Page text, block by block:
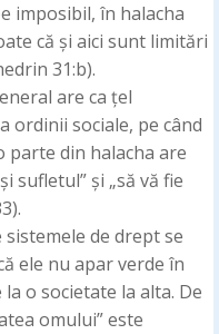
imposibil, în halacha
că și aici sunt limitări
31:b).
are ca țel
ordinii sociale, pe când
parte din halacha are
sufletul” și „să vă fie
sistemele de drept se
ele nu apar verde în
o societate la alta. De
omului” este